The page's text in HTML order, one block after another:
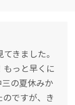
きました。
っと早くに
の夏休みか
ですが、き